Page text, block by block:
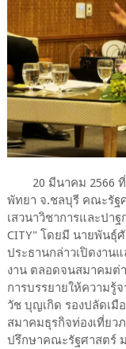
20 มีนาคม 2566
พัทยา จ.ชลบุรี คณะรัฐ
เสวนาวิชาการและปา
CITY" โดยมี นายพันธุ์
ประธานกล่าวเปิดงาน
งาน ตลอดจนสมาคมต่
การบรรยายให้ความ
วัช บุญเกิด รองปลัดเ
สมาคมธุรกิจท่องเที่ยว
ปรึกษาคณะรัฐศาสตร์